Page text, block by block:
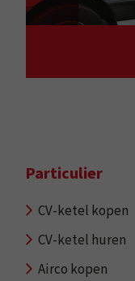
Particulier
CV-ketel kopen
CV-ketel huren
Airco kopen